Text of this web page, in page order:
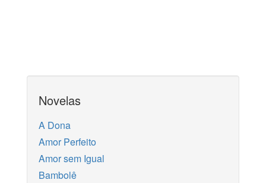
Novelas
A Dona
Amor Perfeito
Amor sem Igual
Bambolê